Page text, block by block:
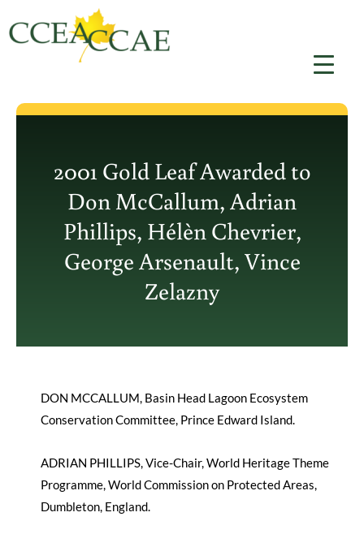
au
contenu
2001 Gold Leaf Awarded to
Don McCallum, Adrian
Phillips, Hélèn Chevrier,
George Arsenault, Vince
Zelazny
DON MCCALLUM, Basin Head Lagoon Ecosystem
Conservation Committee, Prince Edward Island.
ADRIAN PHILLIPS, Vice-Chair, World Heritage Theme
Programme, World Commission on Protected Areas,
Dumbleton, England.